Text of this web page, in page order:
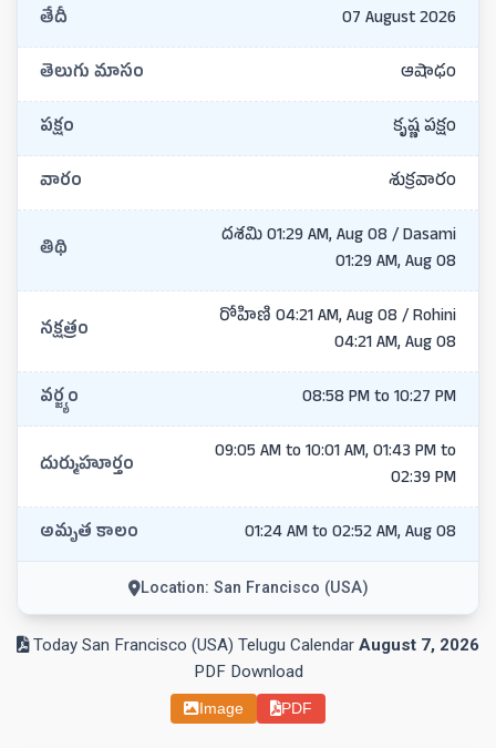
తేదీ 07 August 2026
తెలుగు మాసం ఆషాఢం
పక్షం కృష్ణ పక్షం
వారం శుక్రవారం
తిథి
దశమి 01:29 AM, Aug 08 / Dasami
01:29 AM, Aug 08
నక్షత్రం
రోహిణి 04:21 AM, Aug 08 / Rohini
04:21 AM, Aug 08
వర్జ్యం 08:58 PM to 10:27 PM
దుర్ముహూర్తం
09:05 AM to 10:01 AM, 01:43 PM to
02:39 PM
అమృత కాలం 01:24 AM to 02:52 AM, Aug 08
Location: San Francisco (USA)
Today San Francisco (USA) Telugu Calendar August 7, 2026
PDF Download
Image PDF